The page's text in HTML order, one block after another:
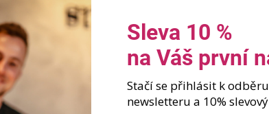
enzymů, číření a dalších zbytečných úprav. Dvanáct
Sleva 10 %
na Váš první
Stačí se přihlásit k
newsletteru a 10%